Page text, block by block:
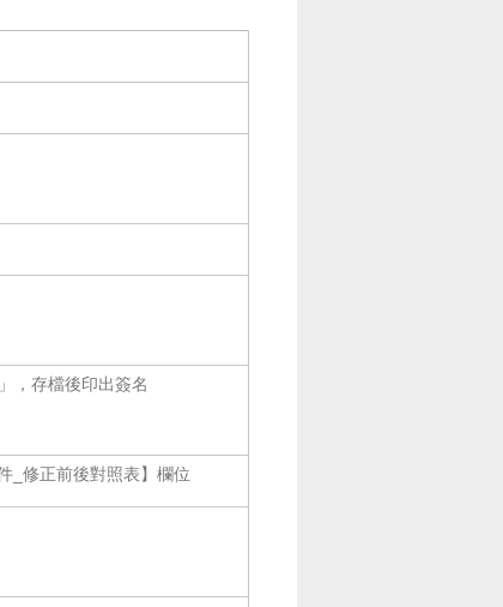
，存檔後印出簽名
_修正前後對照表】欄位